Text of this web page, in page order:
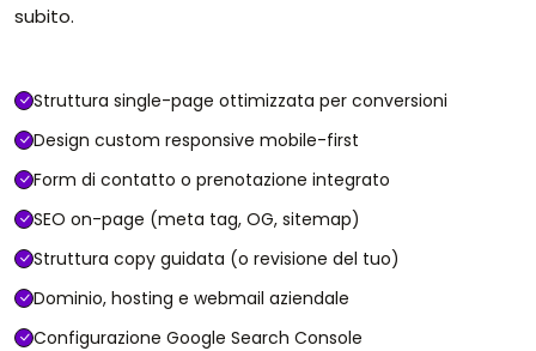
subito.
Struttura single-page ottimizzata per conversioni
Design custom responsive mobile-first
Form di contatto o prenotazione integrato
SEO on-page (meta tag, OG, sitemap)
Struttura copy guidata (o revisione del tuo)
Dominio, hosting e webmail aziendale
Configurazione Google Search Console